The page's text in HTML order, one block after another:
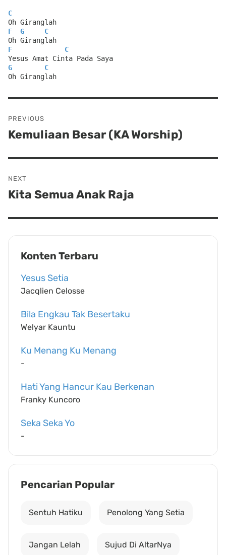
C
Oh Giranglah
F
G
C
Oh Giranglah
F
C
Yesus Amat Cinta Pada Saya
G
C
Oh Giranglah
navigation
PREVIOUS
Previous
Kemuliaan Besar (KA Worship)
NEXT
Next
Kita Semua Anak Raja
Konten Terbaru
Yesus Setia
Jacqlien Celosse
Bila Engkau Tak Besertaku
Welyar Kauntu
Ku Menang Ku Menang
-
Hati Yang Hancur Kau Berkenan
Franky Kuncoro
Seka Seka Yo
-
Pencarian Popular
Sentuh Hatiku Penolong Yang Setia
Jangan Lelah Sujud Di AltarNya